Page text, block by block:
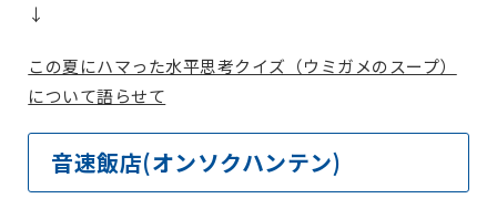
↓
この夏にハマった水平思考クイズ（ウミガメのスープ）
について語らせて
音速飯店(オンソクハンテン)